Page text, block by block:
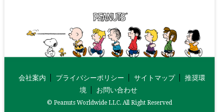
会社案内 プライバシーポリシー サイトマップ
推奨環
境
お問い合わせ
© Peanuts Worldwide LLC. All Right Reserved